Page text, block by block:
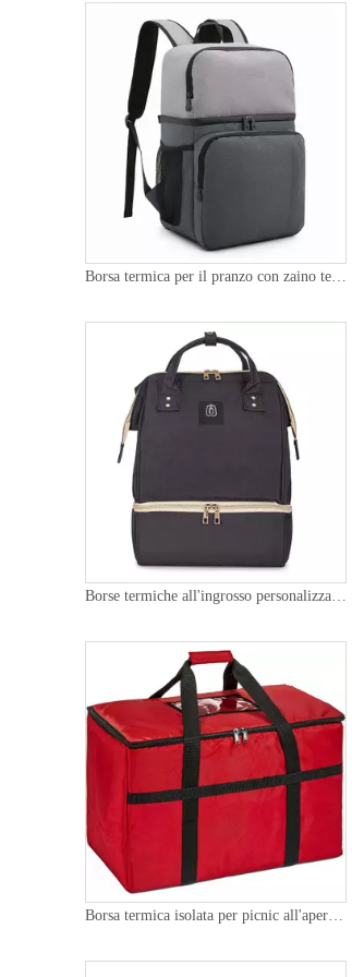
Borsa termica per il pranzo con zaino termico extra large a doppio scomparto
Borse termiche all'ingrosso personalizzate per donne impermeabili Borsa termica per il seno Zaino per il latte Borsa termica per esterni
Borsa termica isolata per picnic all'aperto di alta qualità e grande capacità